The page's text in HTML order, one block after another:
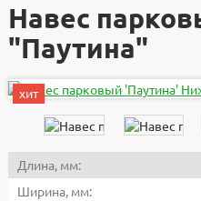
Навес
"Паутина"
хит
Длина, мм:
Ширина, мм: